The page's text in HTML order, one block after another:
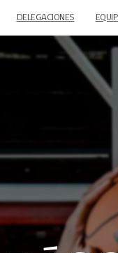
DELEGACIONES